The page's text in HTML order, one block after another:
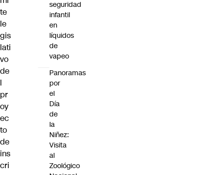
te
le
gis
lati
vo
de
l
pr
oy
ec
to
de
ins
cri
seguridad
infantil
en
líquidos
de
vapeo
Panoramas
por
el
Día
de
la
Niñez:
Visita
al
Zoológico